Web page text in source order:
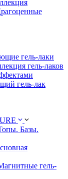
гель-лаки
гель-лаков
гель-лак
Базы.
гель-